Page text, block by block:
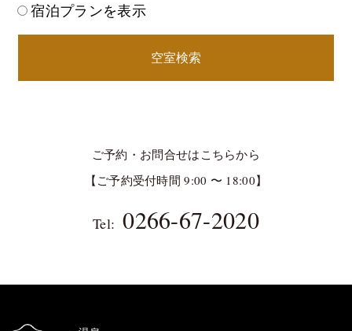
宿泊プランを表示
空室検索
ご予約・お問合せはこちらから
【ご予約受付時間 9:00 〜 18:00】
Tel: 0266-67-2020